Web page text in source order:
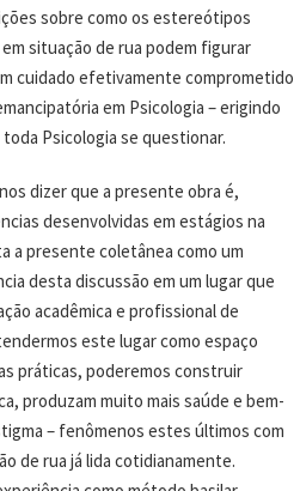
sobre como os estereótipos
situação de rua podem figurar
cuidado efetivamente comprometido
em Psicologia – erigindo
Psicologia se questionar.
dizer que a presente obra é,
desenvolvidas em estágios na
a presente coletânea como um
desta discussão em um lugar que
acadêmica e profissional de
este lugar como espaço
práticas, poderemos construir
produzam muito mais saúde e bem-
– fenômenos estes últimos com
de rua já lida cotidianamente.